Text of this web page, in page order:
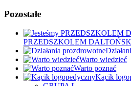
Pozostałe
PRZEDSZKOLEM
Warto wiedzieć
Warto poznać
Kącik